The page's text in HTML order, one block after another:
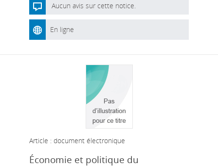
Aucun avis sur cette notice.
En ligne
Article : document électronique
Économie et politique du